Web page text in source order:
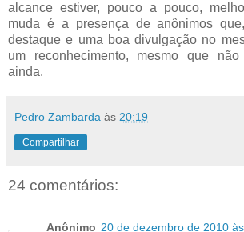
alcance estiver, pouco a pouco,
muda é a presença de anônimos
destaque e uma boa divulgação no
um reconhecimento, mesmo que
ainda.
Pedro Zambarda às 20:19
Compartilhar
24 comentários:
Anônimo 20 de dezembro de 2010